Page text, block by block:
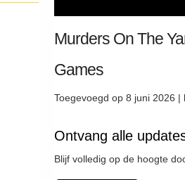
Murders On The
Games
Toegevoegd op 8 juni 2026 |
Ontvang alle
Blijf volledig op de hoogte